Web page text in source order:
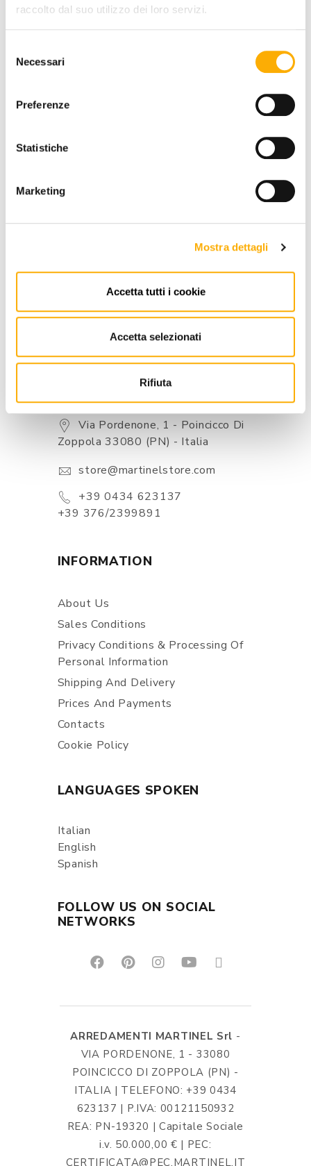
raccolto dal suo utilizzo dei loro servizi.
delNecessari
Preferenze
Statistiche
Marketing
Mostra dettagli
Accetta tutti i cookie
Accetta selezionati
Rifiuta
INFORMATION
CONTACTS
Via Pordenone, 1 - Poincicco Di
Zoppola 33080 (PN) - Italia
store@martinelstore.com
+39 0434 623137
+39 376/2399891
INFORMATION
About Us
Sales Conditions
Privacy Conditions & Processing Of
Personal Information
Shipping And Delivery
Prices And Payments
Contacts
Cookie Policy
LANGUAGES SPOKEN
Italian
English
Spanish
FOLLOW US ON SOCIAL
NETWORKS
ARREDAMENTI MARTINEL Srl -
VIA PORDENONE, 1 - 33080
POINCICCO DI ZOPPOLA (PN) -
ITALIA | TELEFONO: +39 0434
623137 | P.IVA: 00121150932
REA: PN-19320 | Capitale Sociale
i.v. 50.000,00 € | PEC:
CERTIFICATA@PEC.MARTINEL.IT